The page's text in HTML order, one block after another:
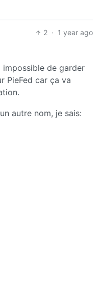
2 · 1 year ago
impossible de garder
PieFed car ça va
autre nom, je sais: